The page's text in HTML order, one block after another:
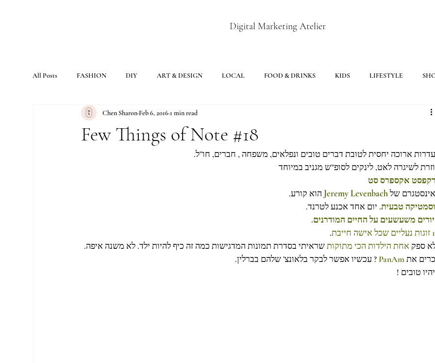
Digital Marketing Atelier
All Posts FASHION DIY ART & DESIGN LOCAL FOOD & DRINKS KIDS LIFESTYLE
Few Things of Note #18
Chen Sharon Feb 6, 2016 1 min read
ארוכה יחסית לטובת דברים טובים ונפלאים, משפחה , חברים, חו”ל.
לשיגרה לאט, לינקים לסופ”ש מגניב במיוחד
אקספרס סט
של Jeremy Levenbach הוא קורע.
טבעית. יום אחד אכנע לטרנד.
משעשעים על החיים המודרנים.
חייבת
.
ספק אחת הילדות הכי מתוקות שראיתי בסדרת תמונות המדגישות כמה זה כיף להיות ילד. לא משנה איפה.
את PanAm ? עכשיו אפשר לבקר בלאונצ’ שלהם בברלין.
טובים !